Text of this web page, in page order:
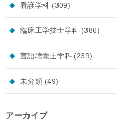
看護学科 (309)
臨床工学技士学科 (386)
言語聴覚士学科 (239)
未分類 (49)
アーカイブ